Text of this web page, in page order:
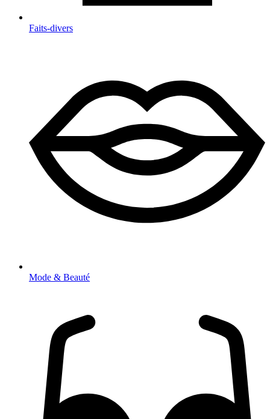
Faits-divers
Mode & Beauté